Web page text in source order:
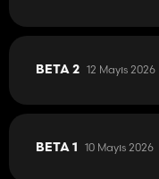
BETA 2 12 Mayıs 2026
BETA 1 10 Mayıs 2026